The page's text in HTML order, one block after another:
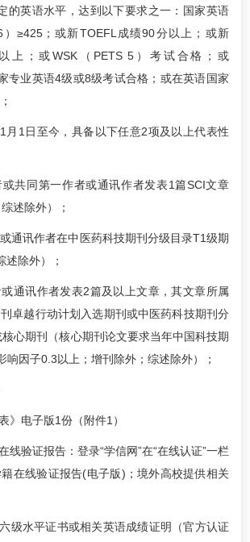
的英语水平，达到以下要求之一：国家英语
）≥425；或新TOEFL成绩90分以上；或新
上；或WSK（PETS 5）考试合格；或
专业英语4级或8级考试合格；或在英语国家
1月1日至今，具备以下任意2项及以上代表性
共同第一作者或通讯作者发表1篇SCI文章
述除外）；
通讯作者在中医药科技期刊分级目录T1级期
述除外）；
通讯作者发表2篇及以上文章，其文章所属
卓越行动计划入选期刊或中医药科技期刊分
心期刊（核心期刊论文要求当年中国科技期
响因子0.3以上；增刊除外；综述除外）；
》电子版1份（附件1）
线验证报告：登录“学信网”在“在线认证”一栏
在线验证报告(电子版)；境外高校提供相关
级水平证书或相关英语成绩证明（官方认证